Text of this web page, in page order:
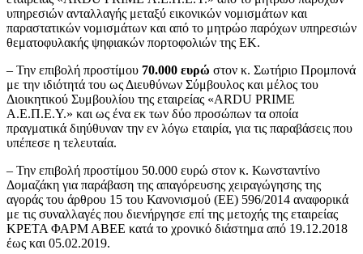
υπηρεσιών ανταλλαγής μεταξύ εικονικών νομισμάτων και
παραστατικών νομισμάτων και από το μητρώο παρόχων υπηρεσιών
θεματοφυλακής ψηφιακών πορτοφολιών της ΕΚ.
– Την επιβολή προστίμου 70.000 ευρώ στον κ. Σωτήριο Προμπονά
με την ιδιότητά του ως Διευθύνων Σύμβουλος και μέλος του
Διοικητικού Συμβουλίου της εταιρείας «ARDU PRIME
Α.Ε.Π.Ε.Υ.» και ως ένα εκ των δύο προσώπων τα οποία
πραγματικά διηύθυναν την εν λόγω εταιρία, για τις παραβάσεις που
υπέπεσε η τελευταία.
– Την επιβολή προστίμου 50.000 ευρώ στον κ. Κωνσταντίνο
Δομαζάκη για παράβαση της απαγόρευσης χειραγώγησης της
αγοράς του άρθρου 15 του Κανονισμού (ΕΕ) 596/2014 αναφορικά
με τις συναλλαγές που διενήργησε επί της μετοχής της εταιρείας
ΚΡΕΤΑ ΦΑΡΜ ΑΒΕΕ κατά το χρονικό διάστημα από 19.12.2018
έως και 05.02.2019.